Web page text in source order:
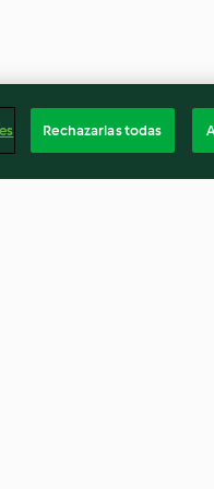
Rechazarlas todas